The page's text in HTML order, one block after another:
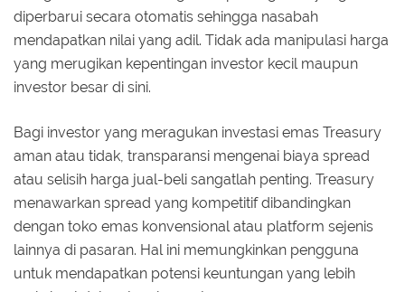
diperbarui secara otomatis sehingga nasabah
mendapatkan nilai yang adil. Tidak ada manipulasi harga
yang merugikan kepentingan investor kecil maupun
investor besar di sini.
Bagi investor yang meragukan investasi emas Treasury
aman atau tidak, transparansi mengenai biaya spread
atau selisih harga jual-beli sangatlah penting. Treasury
menawarkan spread yang kompetitif dibandingkan
dengan toko emas konvensional atau platform sejenis
lainnya di pasaran. Hal ini memungkinkan pengguna
untuk mendapatkan potensi keuntungan yang lebih